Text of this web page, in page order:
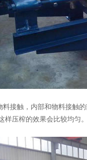
接触，内部和物料接触
榨的效果会比较均匀。